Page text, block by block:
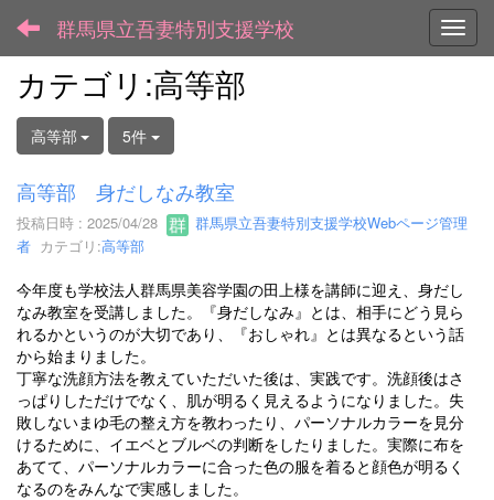
群馬県立吾妻特別支援学校
カテゴリ:高等部
高等部 5件
高等部 身だしなみ教室
投稿日時 : 2025/04/28
群馬県立吾妻特別支援学校Webページ管理
者 カテゴリ:高等部
今年度も学校法人群馬県美容学園の田上様を講師に迎え、身だし
なみ教室を受講しました。『身だしなみ』とは、相手にどう見ら
れるかというのが大切であり、『おしゃれ』とは異なるという話
から始まりました。
丁寧な洗顔方法を教えていただいた後は、実践です。洗顔後はさ
っぱりしただけでなく、肌が明るく見えるようになりました。失
敗しないまゆ毛の整え方を教わったり、パーソナルカラーを見分
けるために、イエベとブルベの判断をしたりました。実際に布を
あてて、パーソナルカラーに合った色の服を着ると顔色が明るく
なるのをみんなで実感しました。